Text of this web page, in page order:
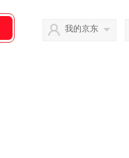
我的京东